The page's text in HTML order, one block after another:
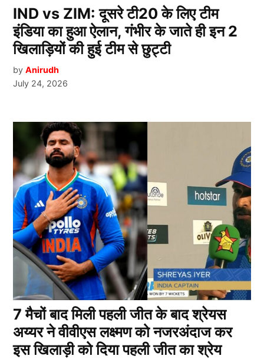
IND vs ZIM: दूसरे टी20 के लिए टीम
इंडिया का हुआ ऐलान, गंभीर के जाते ही इन 2
खिलाड़ियों की हुई टीम से छुट्टी
by Anirudh
July 24, 2026
7 मैचों बाद मिली पहली जीत के बाद श्रेयस
अय्यर ने वीवीएस लक्ष्मण को नजरअंदाज कर
इस खिलाड़ी को दिया पहली जीत का श्रेय